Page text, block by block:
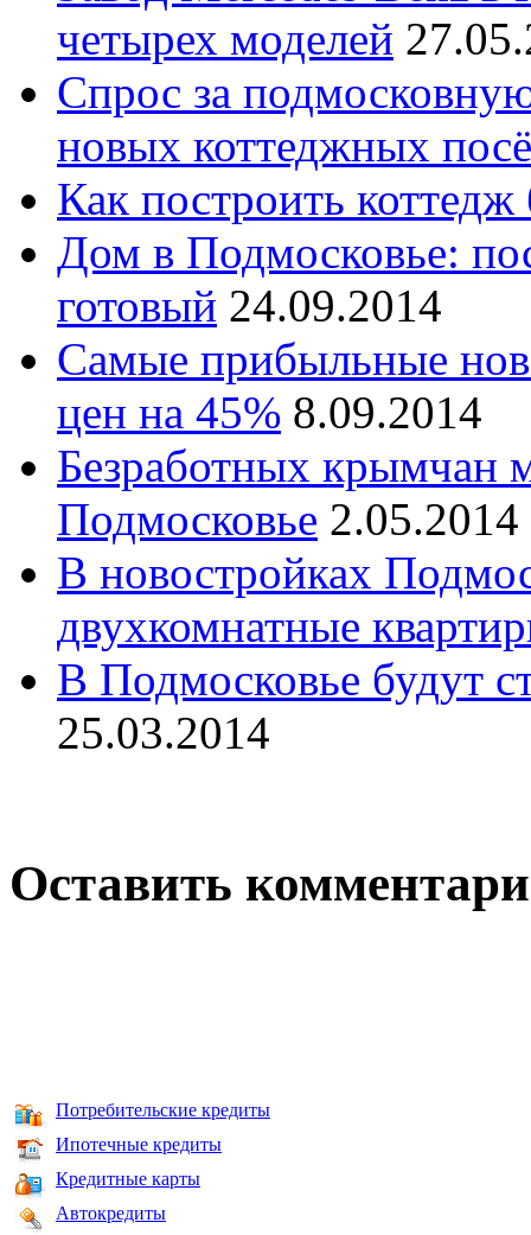
четырех моделей
Спрос за
новых коттеджных
Как построить коттедж
Дом в Подмосковье:
готовый 24.09.2014
Самые прибыльные
цен на 45% 8.09.2014
Безработных крымчан
Подмосковье 2.05.2014
В новостройках
двухкомнатные
В Подмосковье будут
25.03.2014
Оставить
Потребительские кредиты
Ипотечные кредиты
Кредитные карты
Автокредиты